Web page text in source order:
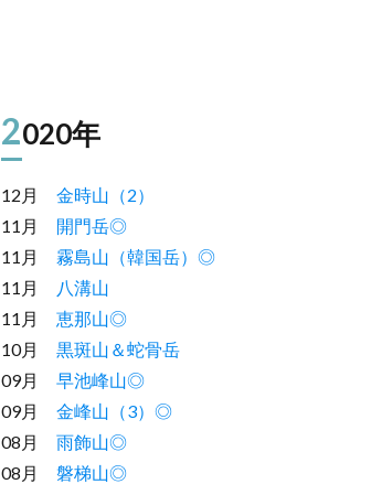
2020年
12月 金時山（2）
11月 開門岳◎
11月 霧島山（韓国岳）◎
11月
八溝山
11月 恵那山◎
10月 黒斑山＆蛇骨岳
09月 早池峰山◎
09月 金峰山（3）◎
08月 雨飾山◎
08月 磐梯山◎